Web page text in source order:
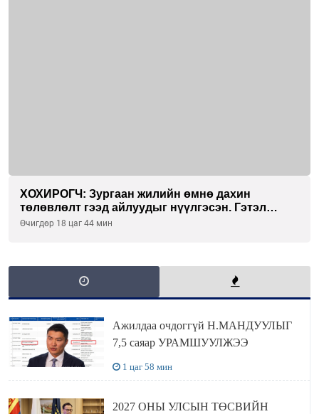
ХОХИРОГЧ: Зургаан жилийн өмнө дахин
төлөвлөлт гээд айлуудыг нүүлгэсэн. Гэтэл
одоог хүртэл хашаа байшин ч байхгүй, орон
Өчигдөр 18 цаг 44 мин
Ажилдаа очдоггүй Н.МАНДУУЛЫГ
7,5 саяар УРАМШУУЛЖЭЭ
1 цаг 58 мин
2027 ОНЫ УЛСЫН ТӨСВИЙН